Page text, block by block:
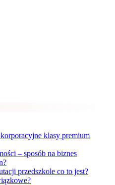
klasy premium
– sposób na biznes
przedszkole co to jest?